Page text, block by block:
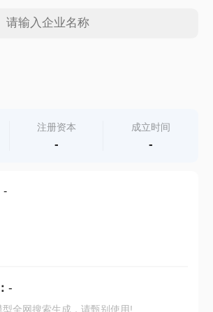
注册资本
-
成立时间
-
-
-
全网搜索生成，请甄别使用!